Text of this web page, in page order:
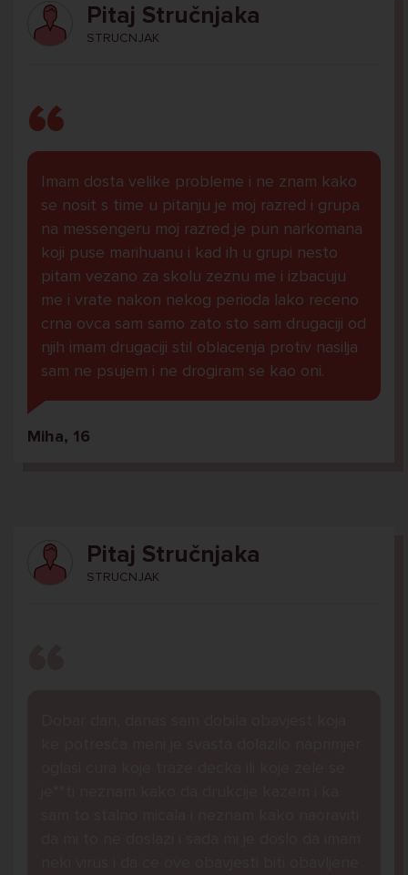
Pitaj Stručnjaka
STRUCNJAK
Imam dosta velike probleme i ne znam kako
se nosit s time u pitanju je moj razred i grupa
na messengeru moj razred je pun narkomana
koji puse marihuanu i kad ih u grupi nesto
pitam vezano za skolu zeznu me i izbacuju
me i vrate nakon nekog perioda lako receno
crna ovca sam samo zato sto sam drugaciji od
njih imam drugaciji stil oblacenja protiv nasilja
sam ne psujem i ne drogiram se kao oni.
Miha, 16
Pitaj Stručnjaka
STRUCNJAK